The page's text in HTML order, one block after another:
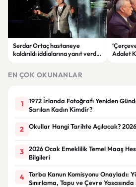
Serdar Ortaç hastaneye
kaldırıldı iddialarına yanıt verdi:
Adalet
EN ÇOK OKUNANLAR
1
1972 İrlanda Fotoğrafı Yeniden
Sarılan Kadın Kimdir?
2 Okullar Hangi Tarihte Açılacak?
3
2026 Ocak Emeklilik Temel Maaş
Bilgileri
4
Torba Kanun Komisyonu Onayladı:
Sınırlama, Tapu ve Çevre